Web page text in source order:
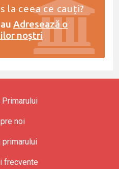
la ceea ce cauți?
Adresează o
noștri
Primarului
noi
primarului
frecvente